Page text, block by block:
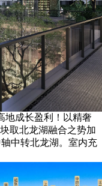
地成长盈利！以精奢
取北龙湖融合之势加
中转北龙湖。室内充